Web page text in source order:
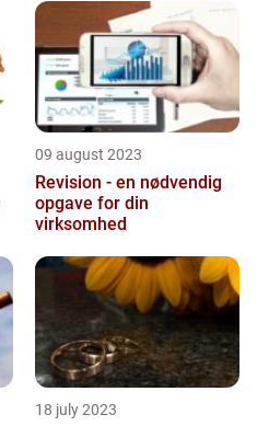
09 august 2023
Revision - en nødvendig
opgave for din
virksomhed
18 july 2023